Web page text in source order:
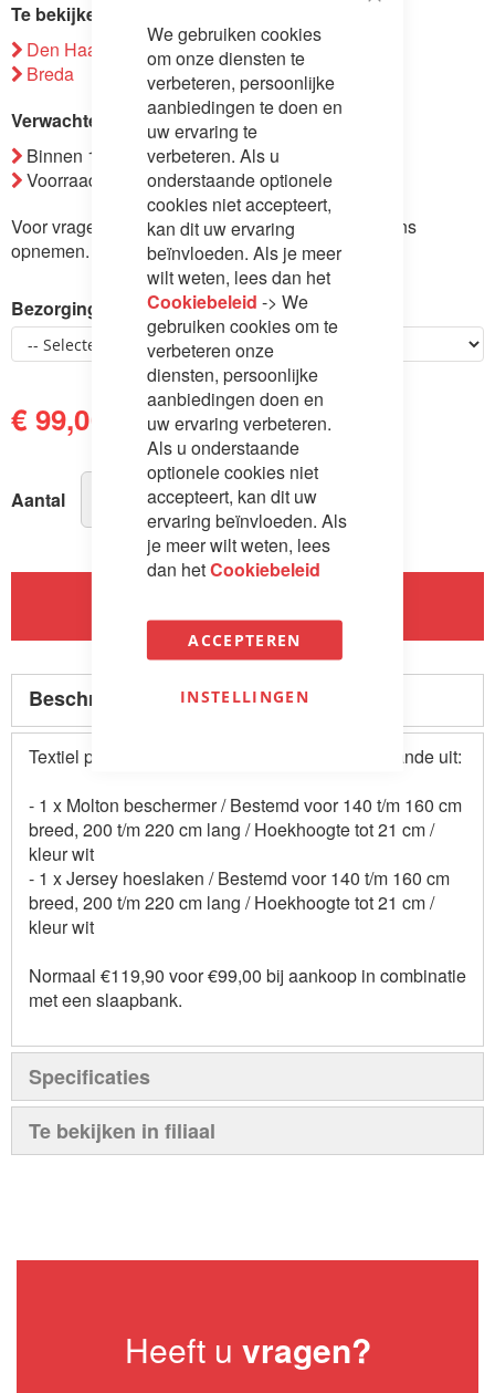
We gebruiken cookies
om onze diensten te
verbeteren, persoonlijke
aanbiedingen te doen en
uw ervaring te
verbeteren. Als u
onderstaande optionele
cookies niet accepteert,
kan dit uw ervaring
beïnvloeden. Als je meer
wilt weten, lees dan het
Cookiebeleid -> We
gebruiken cookies om te
verbeteren onze
diensten, persoonlijke
aanbiedingen doen en
uw ervaring verbeteren.
Als u onderstaande
optionele cookies niet
accepteert, kan dit uw
ervaring beïnvloeden. Als
je meer wilt weten, lees
dan hetCookiebeleid
ACCEPTEREN
INSTELLINGEN
Te bekijken in vestiging
Den Haag
Breda
Verwachte verzending
Binnen 1-14 werkdagen.
Voorraad: 3
Voor vragen over dit product kunt ucontact
met ons
opnemen.
Bezorging
€ 99,00 € 119,00
Aantal
Beschrijving
Textiel pakket voor slaapbankmatrassen, bestaande uit:
- 1 x Molton beschermer / Bestemd voor 140 t/m 160 cm
breed, 200 t/m 220 cm lang / Hoekhoogte tot 21 cm /
kleur wit
- 1 x Jersey hoeslaken / Bestemd voor 140 t/m 160 cm
breed, 200 t/m 220 cm lang / Hoekhoogte tot 21 cm /
kleur wit
Normaal €119,90 voor €99,00 bij aankoop in combinatie
met een slaapbank.
Specificaties
Te bekijken in filiaal
Heeft u vragen?